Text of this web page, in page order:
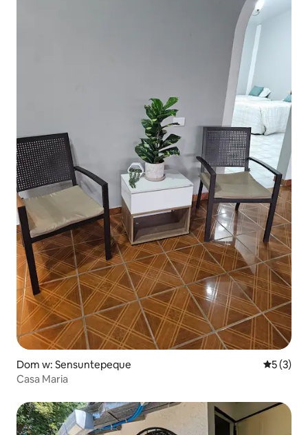
Dom w: Sensuntepeque Średnia
5 (3)
Casa Maria